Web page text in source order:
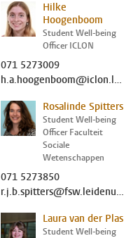
Hilke
Hoogenboom
Student Well-being
Officer ICLON
071 5273009
h.a.hoogenboom@iclon.leidenuniv.nl
Rosalinde Spitters
Student Well-being
Officer Faculteit
Sociale
Wetenschappen
071 5273850
r.j.b.spitters@fsw.leidenuniv.nl
Laura van der Plas
Student Well-being